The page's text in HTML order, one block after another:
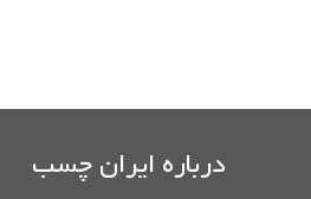
درباره ایران چسب